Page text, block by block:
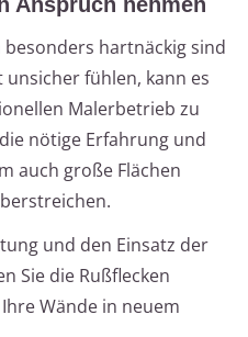
hartnäckig sind
fühlen, kann es
Malerbetrieb zu
nötige Erfahrung und
auch große Flächen
und den Einsatz der
Sie die Rußflecken
Wände in neuem